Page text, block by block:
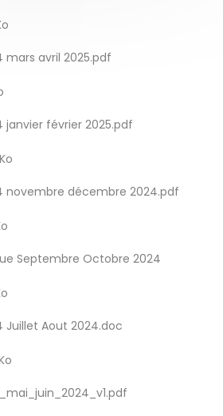
mars avril 2025.pdf
janvier février 2025.pdf
novembre décembre 2024.pdf
Septembre Octobre 2024
Juillet Aout 2024.doc